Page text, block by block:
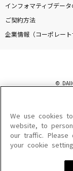
インフォマティブデータ
ご契約方法
企業情報（コーポレート
©
このサイトに掲載されて
を問わず、著作権法の定
を禁じます。
楽曲及びコンテンツは、
楽曲及びコンテンツの配
We use cookies
website, to
our traffic. Please
your cookie